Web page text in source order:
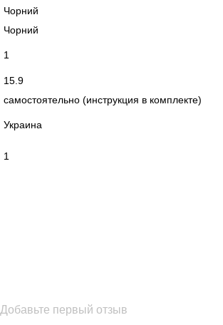
Чорний
Чорний
1
15.9
самостоятельно (инструкция в комплекте)
Украина
1
Добавьте первый отзыв